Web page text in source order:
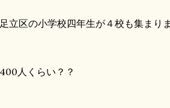
区の小学校四年生が４校も集まり
人くらい？？